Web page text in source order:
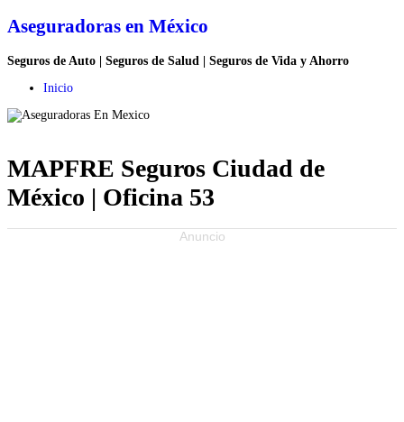
Aseguradoras en México
Seguros de Auto | Seguros de Salud | Seguros de Vida y Ahorro
Inicio
MAPFRE Seguros Ciudad de
México | Oficina 53
Anuncio